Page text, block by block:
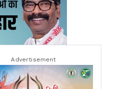
Advertisement